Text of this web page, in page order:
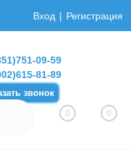
Вход Регистрация
09-59
81-89
звонок
0 0